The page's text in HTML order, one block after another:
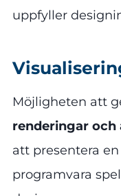
uppfyller
Möjligheten att
renderingar
att presentera
programvara